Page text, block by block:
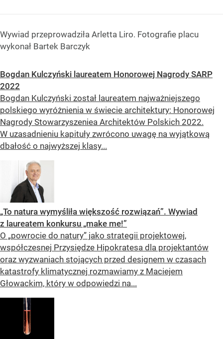
Wywiad przeprowadziła Arletta Liro. Fotografie placu
wykonał Bartek Barczyk
Bogdan Kulczyński laureatem Honorowej Nagrody SARP
2022
Bogdan Kulczyński został laureatem najważniejszego
polskiego wyróżnienia w świecie architektury: Honorowej
Nagrody Stowarzyszeniea Architektów Polskich 2022.
W uzasadnieniu kapituły zwrócono uwagę na wyjątkową
dbałość o najwyższej klasy...
„To natura wymyśliła większość rozwiązań”. Wywiad
z laureatem konkursu „make me!”
O „powrocie do natury” jako strategii projektowej,
współczesnej Przysiędze Hipokratesa dla projektantów
oraz wyzwaniach stojących przed designem w czasach
katastrofy klimatycznej rozmawiamy z Maciejem
Głowackim, który w odpowiedzi na...